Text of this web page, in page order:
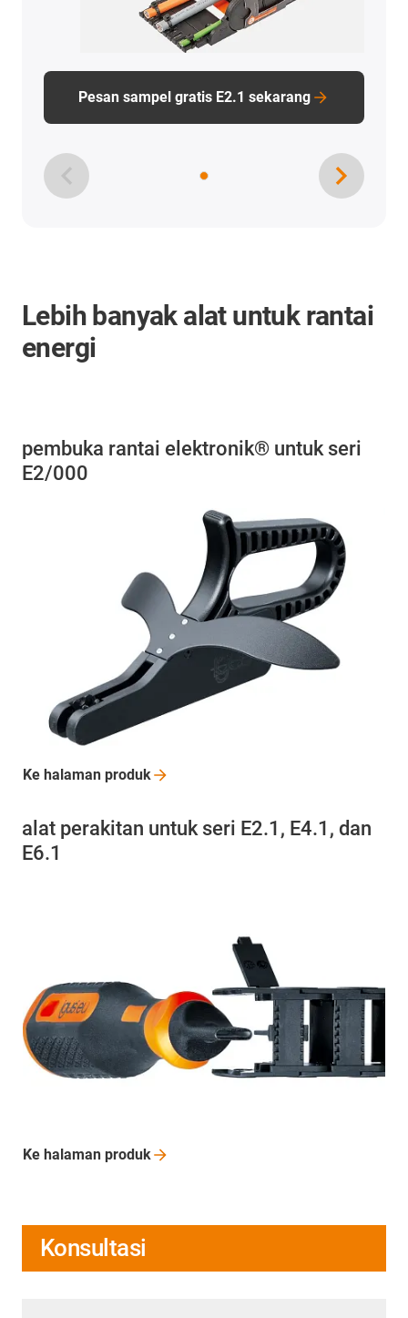
Pesan sampel gratis E2.1 sekarang
Lebih banyak alat untuk rantai
energi
pembuka rantai elektronik® untuk seri
E2/000
Ke halaman produk
alat perakitan untuk seri E2.1, E4.1, dan
E6.1
Ke halaman produk
Konsultasi